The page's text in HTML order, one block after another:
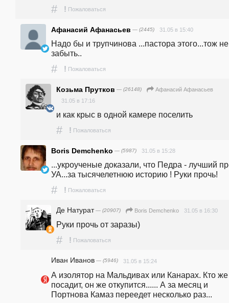
# ! Пожаловаться
Афанасий Афанасьев — (2445) 31.05 в 15:40
Надо бы и трупчинова ...пастора этого...тож не
забыть..
# ! Пожаловаться
Козьма Прутков — (26148)
Афанасий Афанасьев
31.05 в 17:16
и как крыс в одной камере поселить
# ! Пожаловаться
Boris Demchenko — (5987) 31.05 в 15:28
...укроученые доказали, что Педра - лучший
УА...за тысячелетнюю историю ! Руки прочь!
# ! Пожаловаться
Де Натурат— (20907) Boris Demchenko 31.05 в 16:30
Руки прочь от заразы)
# ! Пожаловаться
Иван Иванов — (5946) 31.05 в 15:24
А изолятор на Мальдивах или Канарах. Кто же
посадит, он же откупится...... А за месяц и
Портнова Камаз переедет несколько раз...